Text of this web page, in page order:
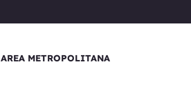
AREA METROPOLITANA